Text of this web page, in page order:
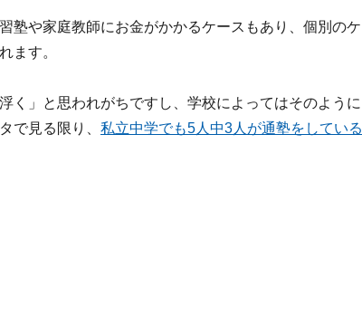
塾や家庭教師にお金がかかるケースもあり、個別のケ
ます。
く」と思われがちですし、学校によってはそのように
で見る限り、 私立中学でも5人中3人が通塾をしている